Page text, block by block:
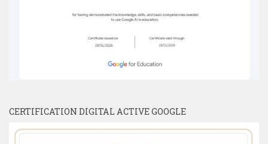
CERTIFICATION DIGITAL ACTIVE GOOGLE